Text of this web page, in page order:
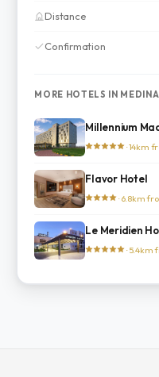
Distance
Confirmation
MORE HOTELS IN MEDINA
Millennium
· 14km
Flavor Hotel
· 6.8km
Le Meridien
·